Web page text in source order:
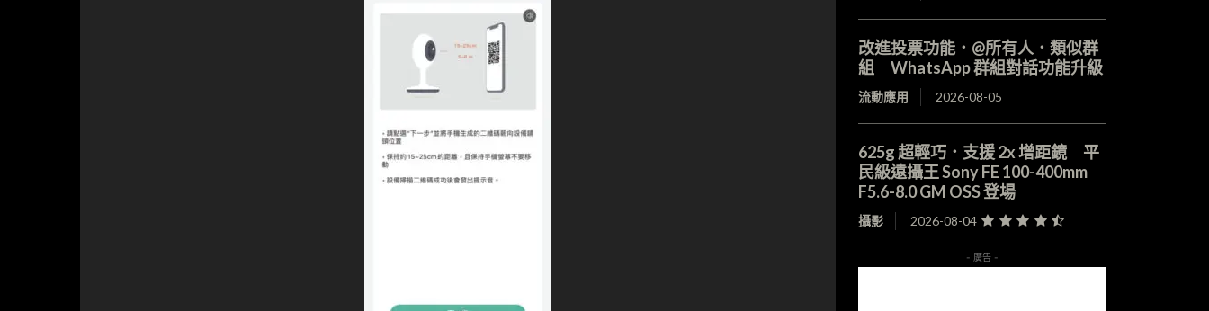
改進投票功能．@所有人．類似群
組 WhatsApp 群組對話功能升級
流動應用 2026-08-05
625g 超輕巧．支援 2x 增距鏡 平
民級遠攝王 Sony FE 100-400mm
F5.6-8.0 GM OSS 登場
攝影 2026-08-04
- 廣告 -